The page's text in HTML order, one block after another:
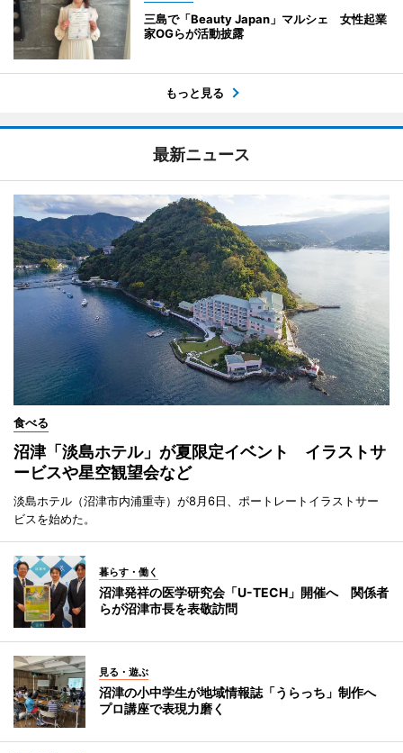
三島で「Beauty Japan」マルシェ 女性起業
家OGらが活動披露
もっと見る
最新ニュース
食べる
沼津「淡島ホテル」が夏限定イベント イラストサ
ービスや星空観望会など
淡島ホテル（沼津市内浦重寺）が8月6日、ポートレートイラストサー
ビスを始めた。
暮らす・働く
沼津発祥の医学研究会「U-TECH」開催へ 関係者
らが沼津市長を表敬訪問
見る・遊ぶ
沼津の小中学生が地域情報誌「うらっち」制作へ
プロ講座で表現力磨く